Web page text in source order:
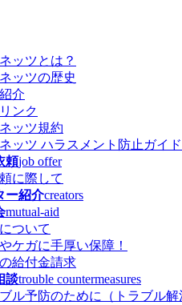
ッツとは？
ッツの歴史
介
ンク
ッツ規約
ッツ ハラスメント防止ガイ
頼job offer
に際して
ー紹介creators
mutual-aid
ついて
ケガに手厚い保障！
給付金請求
談trouble countermeasures
ブル予防のために（トラブル解